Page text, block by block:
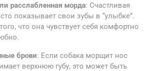
расслабленная морда: Счастливая
показывает свои зубы в “улыбке”.
что она чувствует себя комфортно
брови: Если собака морщит нос
верхнюю губу, это может быть